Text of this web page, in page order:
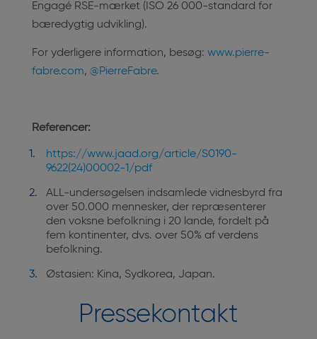
Engagé RSE-mærket (ISO 26 000-standard for
bæredygtig udvikling).
For yderligere information, besøg: www.pierre-
fabre.com, @PierreFabre.
Referencer:
https://www.jaad.org/article/S0190-
9622(24)00002-1/pdf
ALL-undersøgelsen indsamlede vidnesbyrd fra
over 50.000 mennesker, der repræsenterer
den voksne befolkning i 20 lande, fordelt på
fem kontinenter, dvs. over 50% af verdens
befolkning.
Østasien: Kina, Sydkorea, Japan.
Pressekontakt